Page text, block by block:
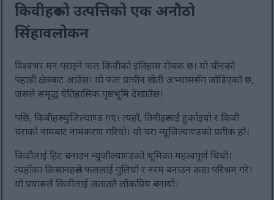
किवीहरूको उत्पत्तिको एक अनौठो
सिंहावलोकन
विश्वभर मन पराइने फल किवीको इतिहास रोचक छ। यो चीनको
पहाडी क्षेत्रबाट आउँछ। यो फल प्राचीन खेती अभ्याससँग जोडिएको छ,
जसले समृद्ध ऐतिहासिक पृष्ठभूमि देखाउँछ।
पछि, किवीहरू न्युजिल्याण्ड गए। त्यहाँ, तिनीहरूलाई हुर्काइयो र किवी
चराको नामबाट नामकरण गरियो। यो चरा न्यूजिल्याण्डको प्रतीक हो।
किवीलाई हिट बनाउन न्यूजील्याण्डको भूमिका महत्वपूर्ण थियो।
त्यहाँका किसानहरूले फललाई गुलियो र नरम बनाउन कडा परिश्रम गरे।
यो प्रयासले किवीलाई जताततै लोकप्रिय बनायो।